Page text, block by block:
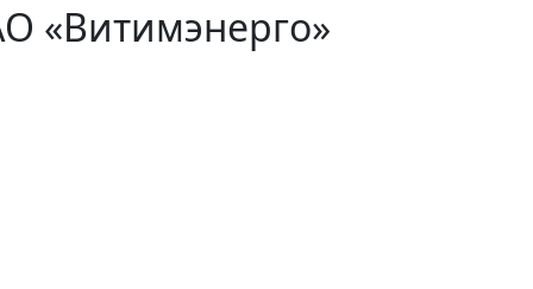
«Витимэнерго»